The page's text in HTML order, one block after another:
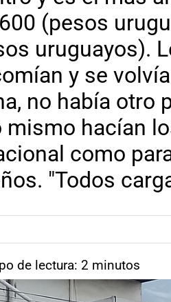
(pesos
uruguayos).
y se
no había otro
mismo hacían
como
"Todos
de lectura: 2 minutos